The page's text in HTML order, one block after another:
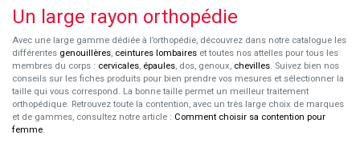
Un large rayon orthopédie
Avec une large gamme dédiée à l’orthopédie, découvrez dans notre catalogue les
différentes genouillères, ceintures lombaires et toutes nos attelles pour tous les
membres du corps : cervicales, épaules, dos, genoux, chevilles. Suivez bien nos
conseils sur les fiches produits pour bien prendre vos mesures et sélectionner la
taille qui vous correspond. La bonne taille permet un meilleur traitement
orthopédique. Retrouvez toute la contention, avec un très large choix de marques
et de gammes, consultez notre article : Comment choisir sa contention pour
femme.